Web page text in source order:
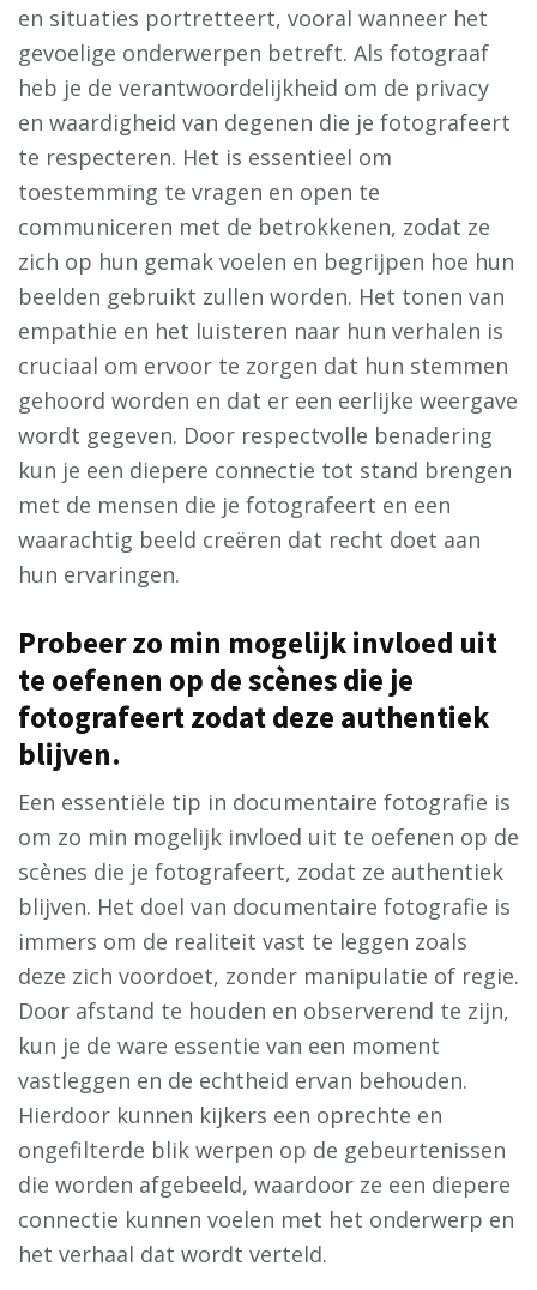
en situaties portretteert, vooral wanneer het
gevoelige onderwerpen betreft. Als fotograaf
heb je de verantwoordelijkheid om de privacy
en waardigheid van degenen die je fotografeert
te respecteren. Het is essentieel om
toestemming te vragen en open te
communiceren met de betrokkenen, zodat ze
zich op hun gemak voelen en begrijpen hoe hun
beelden gebruikt zullen worden. Het tonen van
empathie en het luisteren naar hun verhalen is
cruciaal om ervoor te zorgen dat hun stemmen
gehoord worden en dat er een eerlijke weergave
wordt gegeven. Door respectvolle benadering
kun je een diepere connectie tot stand brengen
met de mensen die je fotografeert en een
waarachtig beeld creëren dat recht doet aan
hun ervaringen.
Probeer zo min mogelijk invloed uit
te oefenen op de scènes die je
fotografeert zodat deze authentiek
blijven.
Een essentiële tip in documentaire fotografie is
om zo min mogelijk invloed uit te oefenen op de
scènes die je fotografeert, zodat ze authentiek
blijven. Het doel van documentaire fotografie is
immers om de realiteit vast te leggen zoals
deze zich voordoet, zonder manipulatie of regie.
Door afstand te houden en observerend te zijn,
kun je de ware essentie van een moment
vastleggen en de echtheid ervan behouden.
Hierdoor kunnen kijkers een oprechte en
ongefilterde blik werpen op de gebeurtenissen
die worden afgebeeld, waardoor ze een diepere
connectie kunnen voelen met het onderwerp en
het verhaal dat wordt verteld.